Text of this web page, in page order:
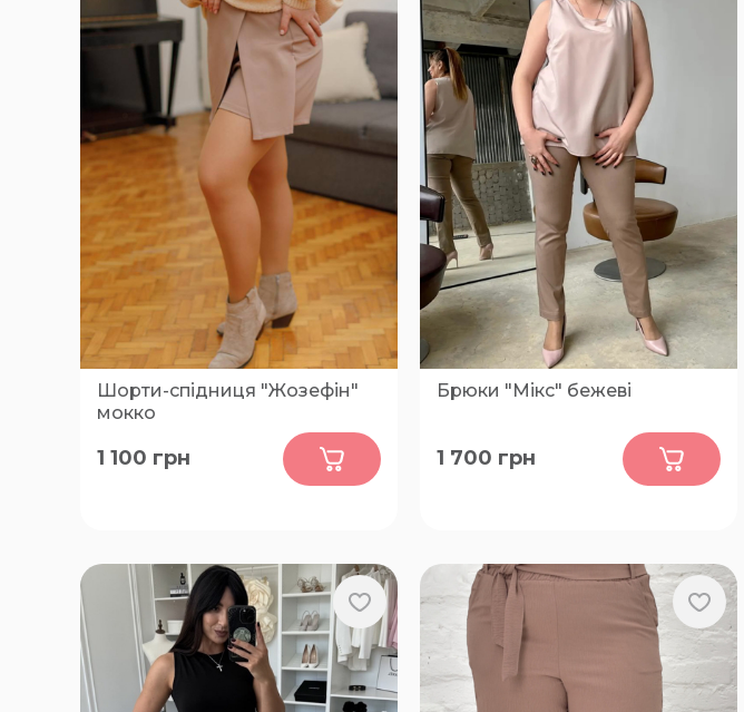
Шорти-спідниця "Жозефін"
мокко
48-50, 52-54, 56-58, 60-62
1 100 грн
Брюки "Мікс" бежеві
50-52, 62-64, 66-68, 54-56, 58-60
1 700 грн